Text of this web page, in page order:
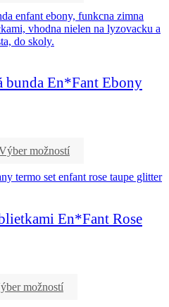
bunda En*Fant Ebony
možností
En*Fant Rose
možností